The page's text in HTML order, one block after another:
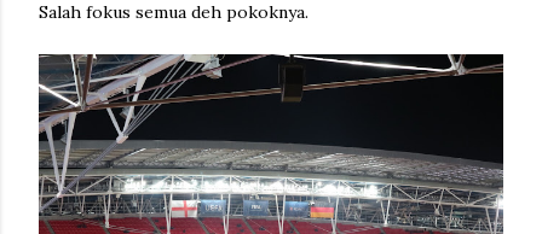
Salah fokus semua deh pokoknya.